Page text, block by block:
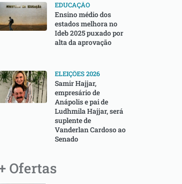
EDUCAÇÃO
Ensino médio dos
estados melhora no
Ideb 2025 puxado por
alta da aprovação
ELEIÇÕES 2026
Samir Hajjar,
empresário de
Anápolis e pai de
Ludhmila Hajjar, será
suplente de
Vanderlan Cardoso ao
Senado
Ofertas